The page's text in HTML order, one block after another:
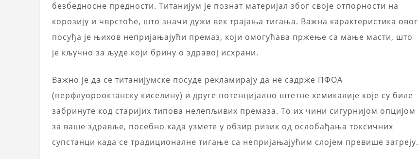
безбедносне предности. Титанијум је познат материјал због своје отпорности на
корозију и чврстоће, што значи дужи век трајања тигања. Важна карактеристика овог
посуђа је њихов непријањајући премаз, који омогућава пржење са мање масти, што
је кључно за људе који брину о здравој исхрани.
Важно је да се титанијумске посуде рекламирају да не садрже ПФОА
(перфлуорооктанску киселину) и друге потенцијално штетне хемикалије које су биле
забринуте код старијих типова нелепљивих премаза. То их чини сигурнијом опцијом
за ваше здравље, посебно када узмете у обзир ризик од ослобађања токсичних
супстанци када се традиционалне тигање са непријањајућим слојем превише загреју.